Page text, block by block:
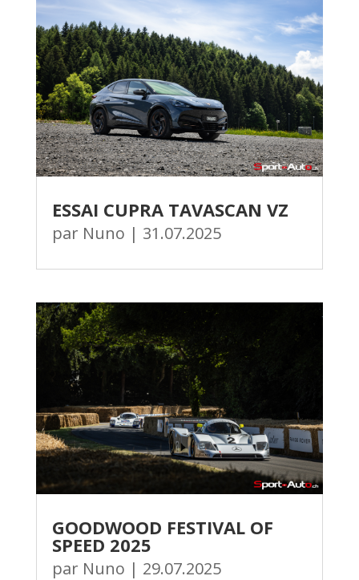
ESSAI CUPRA TAVASCAN VZ
par Nuno | 31.07.2025
GOODWOOD FESTIVAL OF
SPEED 2025
par Nuno | 29.07.2025